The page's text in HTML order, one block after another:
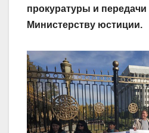
прокуратуры и
Министер­ству юстиции.